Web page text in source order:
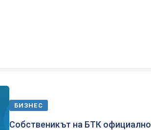
БИЗНЕС
Собственикът на БТК